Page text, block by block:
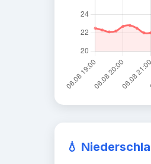
💧